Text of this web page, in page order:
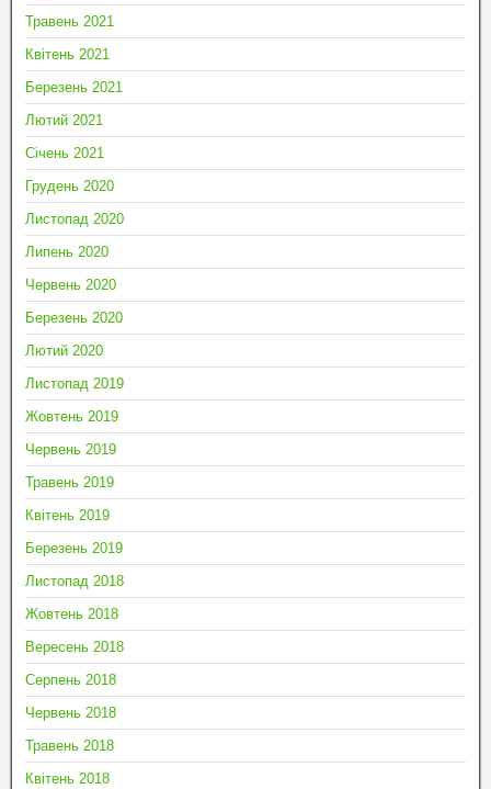
Травень 2021
Квітень 2021
Березень 2021
Лютий 2021
Січень 2021
Грудень 2020
Листопад 2020
Липень 2020
Червень 2020
Березень 2020
Лютий 2020
Листопад 2019
Жовтень 2019
Червень 2019
Травень 2019
Квітень 2019
Березень 2019
Листопад 2018
Жовтень 2018
Вересень 2018
Серпень 2018
Червень 2018
Травень 2018
Квітень 2018